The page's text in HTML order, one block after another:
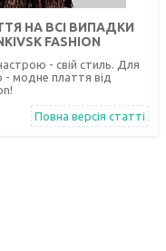
НА ВСІ ВИПАДКИ
FASHION
- свій стиль. Для
модне плаття від
Повна версія статті